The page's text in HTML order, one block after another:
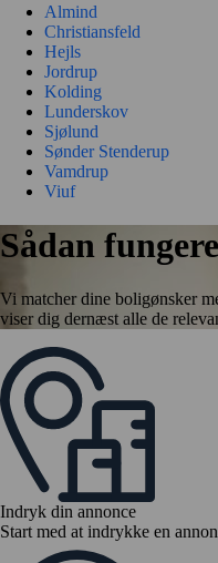
Almind
Christiansfeld
Hejls
Jordrup
Kolding
Lunderskov
Sjølund
Sønder Stenderup
Vamdrup
Viuf
Sådan
Vi matcher dine boligønsker
viser dig dernæst alle de
Indryk din annonce
Start med at indrykke en